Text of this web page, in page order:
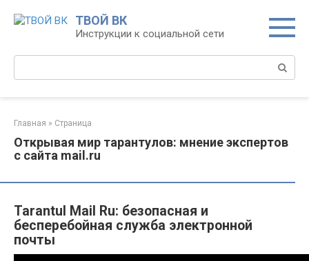
ТВОЙ ВК
Инструкции к социальной сети
Главная » Страница
Открывая мир тарантулов: мнение экспертов
с сайта mail.ru
Tarantul Mail Ru: безопасная и
бесперебойная служба электронной
почты